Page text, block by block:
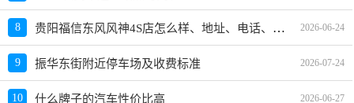
8 贵阳福信东风风神4S店怎么样、地址、电话、上班时间查询 2026-06-24
9 振华东街附近停车场及收费标准 2026-07-24
10 什么牌子的汽车性价比高 2026-06-27